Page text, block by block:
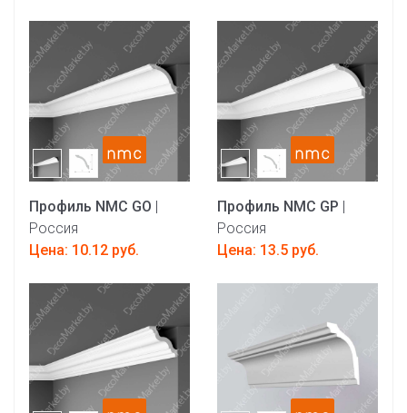
Профиль NMC GO |
Россия
Цена: 10.12 руб.
Профиль NMC GP |
Россия
Цена: 13.5 руб.